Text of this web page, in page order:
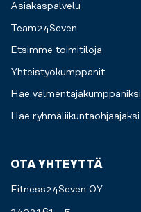
Asiakaspalvelu
Team24Seven
Etsimme toimitiloja
Yhteistyökumppanit
Hae valmentajakumppaniksi
Hae ryhmäliikuntaohjaajaksi
OTA YHTEYTTÄ
Fitness24Seven OY